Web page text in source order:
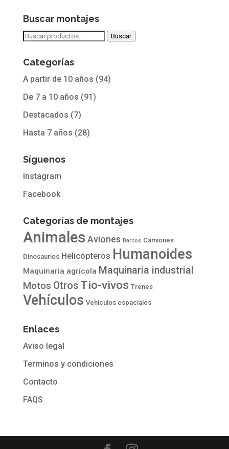
Buscar montajes
Buscar
Buscar
Categorías
A partir de 10 años (94)
De 7 a 10 años (91)
Destacados (7)
Hasta 7 años (28)
Síguenos
Instagram
Facebook
Categorías de montajes
Animales Aviones Barcos Camiones
Dinosaurios Helicópteros Humanoides
Maquinaria agrícola Maquinaria industrial
Motos Otros Tio-vivos Trenes
Vehículos Vehículos espaciales
Enlaces
Aviso legal
Terminos y condiciones
Contacto
FAQS